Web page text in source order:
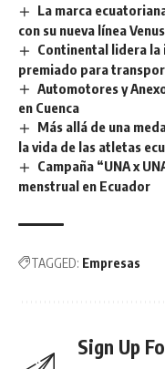
La marca
con su nueva línea
Continental lidera la
premiado para
Automotores y
en Cuenca
Más allá de una
la vida de las atletas
Campaña “UNA x
menstrual en Ecuador
TAGGED: Empresas
Sign Up